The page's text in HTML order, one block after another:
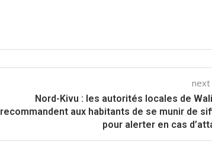
Nord-Kivu : les autorités locales de
recommandent aux habitants de se munir de
pour alerter en cas